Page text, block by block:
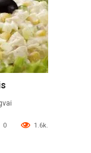
0 1.6k.